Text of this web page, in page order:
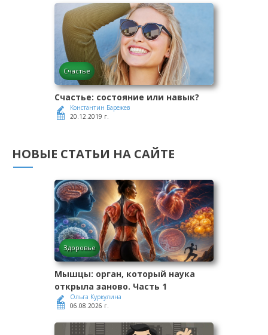
Счастье
Счастье: состояние или навык?
Константин Барежев
20.12.2019 г.
НОВЫЕ СТАТЬИ НА САЙТЕ
Здоровье
Мышцы: орган, который наука
открыла заново. Часть 1
Ольга Куркулина
06.08.2026 г.